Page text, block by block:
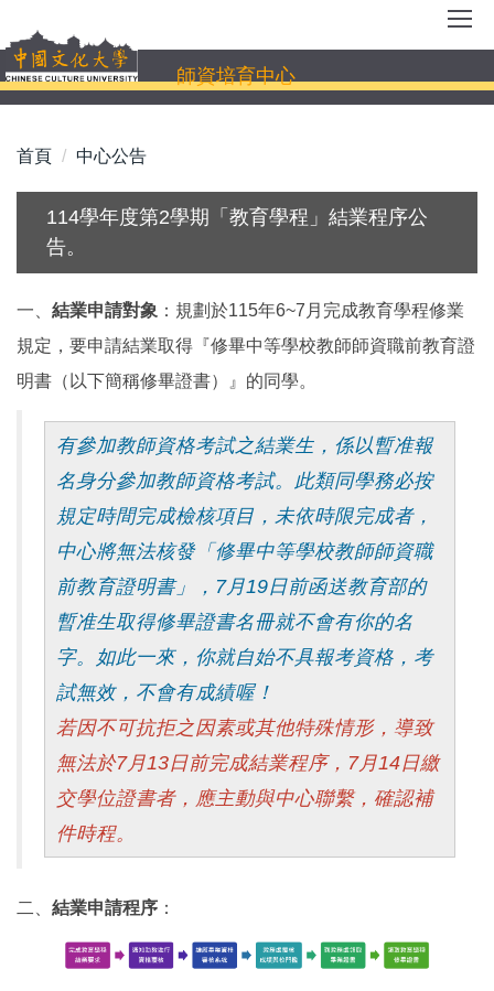
到
主
要
容
師資培育中心
首頁 中心公告
114學年度第2學期「教育學程」結業程序公
告。
一、 結業申請對象 ：規劃於115年6~7月完成教育學程修業
規定，要申請結業取得『修畢中等學校教師師資職前教育證
明書（以下簡稱修畢證書）』的同學。
有參加教師資格考試之結業生，係以暫准報
名身分參加教師資格考試。此類同學務必按
規定時間完成檢核項目，未依時限完成者，
中心將無法核發「修畢中等學校教師師資職
前教育證明書」，7月19日前函送教育部的
暫准生取得修畢證書名冊就不會有你的名
字。如此一來，你就自始不具報考資格，考
試無效，不會有成績喔！
若因不可抗拒之因素或其他特殊情形，導致
無法於7月13日前完成結業程序，7月14日繳
交學位證書者，應主動與中心聯繫，確認補
件時程。
二、 結業申請程序 ：